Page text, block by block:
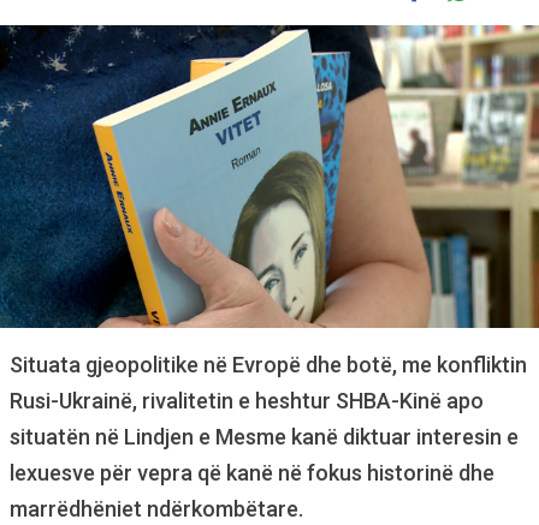
Situata gjeopolitike në Evropë dhe botë, me konfliktin
Rusi-Ukrainë, rivalitetin e heshtur SHBA-Kinë apo
situatën në Lindjen e Mesme kanë diktuar interesin e
lexuesve për vepra që kanë në fokus historinë dhe
marrëdhëniet ndërkombëtare.